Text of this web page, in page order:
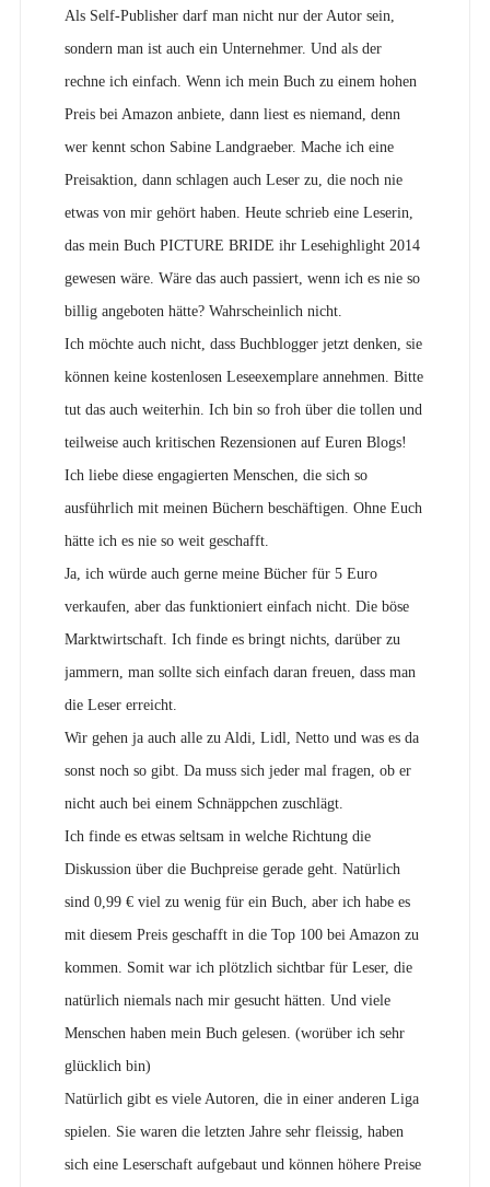
Als Self-Publisher darf man nicht nur der Autor sein,
sondern man ist auch ein Unternehmer. Und als der
rechne ich einfach. Wenn ich mein Buch zu einem hohen
Preis bei Amazon anbiete, dann liest es niemand, denn
wer kennt schon Sabine Landgraeber. Mache ich eine
Preisaktion, dann schlagen auch Leser zu, die noch nie
etwas von mir gehört haben. Heute schrieb eine Leserin,
das mein Buch PICTURE BRIDE ihr Lesehighlight 2014
gewesen wäre. Wäre das auch passiert, wenn ich es nie so
billig angeboten hätte? Wahrscheinlich nicht.
Ich möchte auch nicht, dass Buchblogger jetzt denken, sie
können keine kostenlosen Leseexemplare annehmen. Bitte
tut das auch weiterhin. Ich bin so froh über die tollen und
teilweise auch kritischen Rezensionen auf Euren Blogs!
Ich liebe diese engagierten Menschen, die sich so
ausführlich mit meinen Büchern beschäftigen. Ohne Euch
hätte ich es nie so weit geschafft.
Ja, ich würde auch gerne meine Bücher für 5 Euro
verkaufen, aber das funktioniert einfach nicht. Die böse
Marktwirtschaft. Ich finde es bringt nichts, darüber zu
jammern, man sollte sich einfach daran freuen, dass man
die Leser erreicht.
Wir gehen ja auch alle zu Aldi, Lidl, Netto und was es da
sonst noch so gibt. Da muss sich jeder mal fragen, ob er
nicht auch bei einem Schnäppchen zuschlägt.
Ich finde es etwas seltsam in welche Richtung die
Diskussion über die Buchpreise gerade geht. Natürlich
sind 0,99 € viel zu wenig für ein Buch, aber ich habe es
mit diesem Preis geschafft in die Top 100 bei Amazon zu
kommen. Somit war ich plötzlich sichtbar für Leser, die
natürlich niemals nach mir gesucht hätten. Und viele
Menschen haben mein Buch gelesen. (worüber ich sehr
glücklich bin)
Natürlich gibt es viele Autoren, die in einer anderen Liga
spielen. Sie waren die letzten Jahre sehr fleissig, haben
sich eine Leserschaft aufgebaut und können höhere Preise